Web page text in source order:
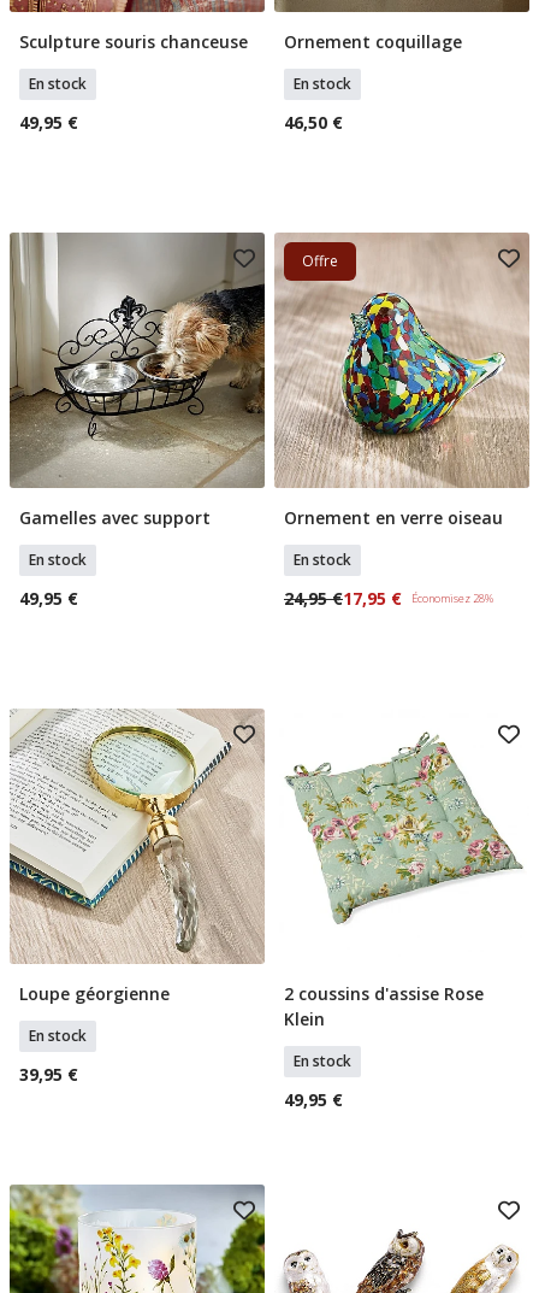
Ajouter Au Panier
Sculpture souris chanceuse
En stock
49,95 €
Ajouter Au Panier
Ornement coquillage
En stock
46,50 €
Ajouter Au Panier
Gamelles avec support
En stock
49,95 €
Offre
Ajouter Au Panier
Ornement en verre oiseau
En stock
24,95 €17,95 € Économisez 28%
Ajouter Au Panier
Loupe géorgienne
En stock
39,95 €
Ajouter Au Panier
2 coussins d'assise Rose
Klein
En stock
49,95 €